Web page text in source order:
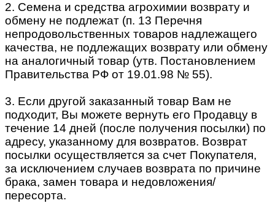
2. Семена и средства агрохимии возврату и
обмену не подлежат (п. 13 Перечня
непродовольственных товаров надлежащего
качества, не подлежащих возврату или обмену
на аналогичный товар (утв. Постановлением
Правительства РФ от 19.01.98 № 55).
3. Если другой заказанный товар Вам не
подходит, Вы можете вернуть его Продавцу в
течение 14 дней (после получения посылки) по
адресу, указанному для возвратов. Возврат
посылки осуществляется за счет Покупателя,
за исключением случаев возврата по причине
брака, замен товара и недовложения/
пересорта.